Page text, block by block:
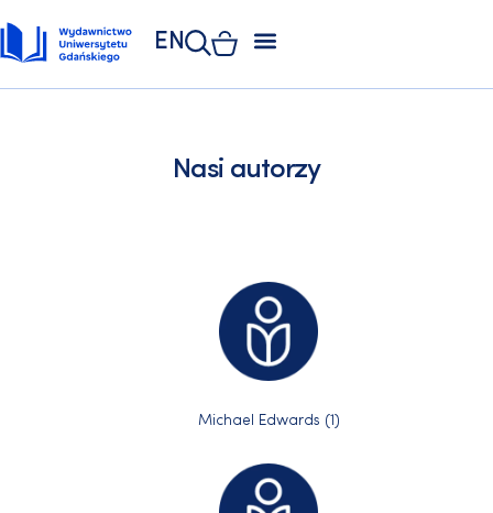
EN
Nasi autorzy
Michael Edwards (1)